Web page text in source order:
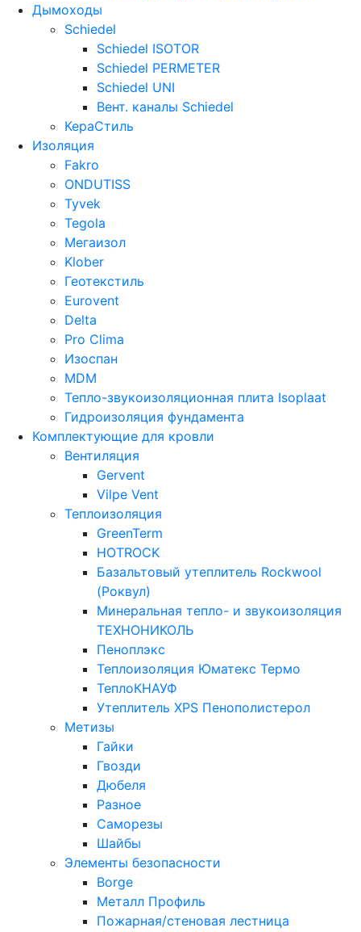
Дымоходы
Schiedel
Schiedel ISOTOR
Schiedel PERMETER
Schiedel UNI
Вент. каналы Schiedel
КераСтиль
Изоляция
Fakro
ONDUTISS
Tyvek
Tegola
Мегаизол
Klober
Геотекстиль
Eurovent
Delta
Pro Clima
Изоспан
MDM
Тепло-звукоизоляционная плита Isoplaat
Гидроизоляция фундамента
Комплектующие для кровли
Вентиляция
Gervent
Vilpe Vent
Теплоизоляция
GreenTerm
HOTROCK
Базальтовый утеплитель Rockwool
(Роквул)
Минеральная тепло- и звукоизоляция
ТЕХНОНИКОЛЬ
Пеноплэкс
Теплоизоляция Юматекс Термо
ТеплоКНАУФ
Утеплитель XPS Пенополистерол
Метизы
Гайки
Гвозди
Дюбеля
Разное
Саморезы
Шайбы
Элементы безопасности
Borge
Металл Профиль
Пожарная/стеновая лестница